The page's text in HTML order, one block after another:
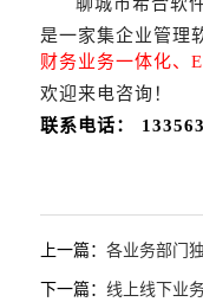
是一家集企业管理
财务业务一体化、
欢迎来电咨询！
联系电话：
上一篇： 各业务部门
下一篇： 线上线下业